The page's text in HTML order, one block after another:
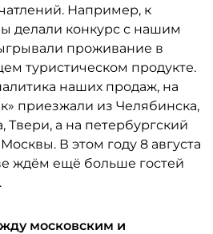
Например, к
делали конкурс с нашим
проживание в
туристическом продукте.
наших продаж, на
приезжали из Челябинска,
а на петербургский
В этом году 8 августа
ждём ещё больше гостей
московским и